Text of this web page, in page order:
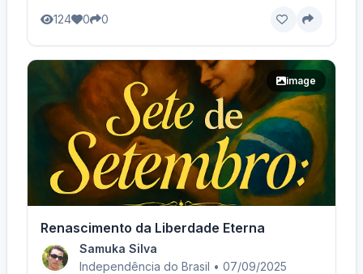
124 0 0
image
Renascimento da Liberdade Eterna
Samuka Silva
Independência do Brasil • 07/09/2025